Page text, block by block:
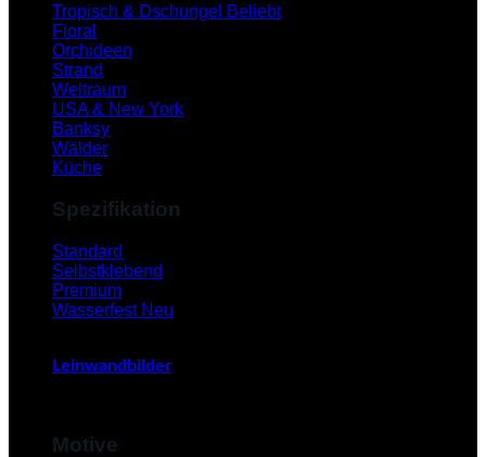
Tropisch & Dschungel
Floral
Orchideen
Strand
Weltraum
USA & New York
Banksy
Wälder
Küche
Spezifikation
Standard
Selbstklebend
Premium
Wasserfest
Leinwandbilder
Motive